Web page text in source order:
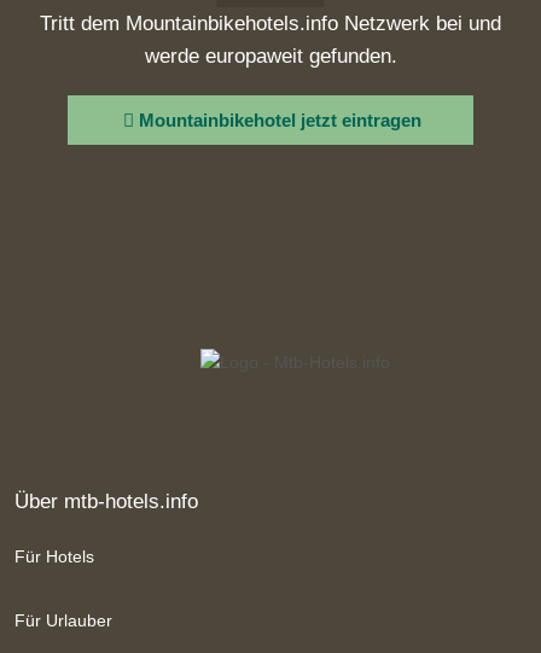
Tritt dem Mountainbikehotels.info Netzwerk bei und
werde europaweit gefunden.
Mountainbikehotel jetzt eintragen
Über mtb-hotels.info
Für Hotels
Für Urlauber